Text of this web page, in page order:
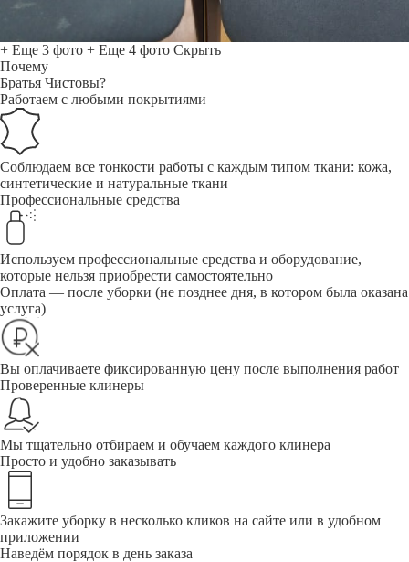
+ Еще 3 фото + Еще 4 фото Скрыть
Почему
Братья Чистовы?
Работаем с любыми покрытиями
Соблюдаем все тонкости работы с каждым типом ткани: кожа,
синтетические и натуральные ткани
Профессиональные средства
Используем профессиональные средства и оборудование,
которые нельзя приобрести самостоятельно
Оплата — после уборки (не позднее дня, в котором была оказана
услуга)
Вы оплачиваете фиксированную цену после выполнения работ
Проверенные клинеры
Мы тщательно отбираем и обучаем каждого клинера
Просто и удобно заказывать
Закажите уборку в несколько кликов на сайте или в удобном
приложении
Наведём порядок в день заказа